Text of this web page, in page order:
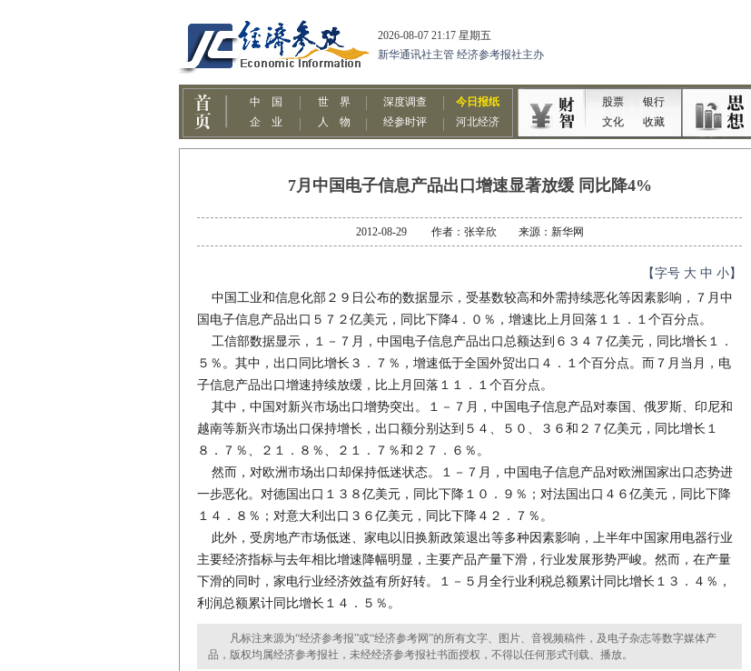
7月中国电子信息产品出口增速显著放缓 同比降4%
2012-08-29 作者：张辛欣 来源：新华网
【字号 大 中 小】
中国工业和信息化部２９日公布的数据显示，受基数较高和外需持续恶化等因素影响，７月中
国电子信息产品出口５７２亿美元，同比下降4．０％，增速比上月回落１１．１个百分点。
工信部数据显示，１－７月，中国电子信息产品出口总额达到６３４７亿美元，同比增长１．
５％。其中，出口同比增长３．７％，增速低于全国外贸出口４．１个百分点。而７月当月，电
子信息产品出口增速持续放缓，比上月回落１１．１个百分点。
其中，中国对新兴市场出口增势突出。１－７月，中国电子信息产品对泰国、俄罗斯、印尼和
越南等新兴市场出口保持增长，出口额分别达到５４、５０、３６和２７亿美元，同比增长１
８．７％、２１．８％、２１．７％和２７．６％。
然而，对欧洲市场出口却保持低迷状态。１－７月，中国电子信息产品对欧洲国家出口态势进
一步恶化。对德国出口１３８亿美元，同比下降１０．９％；对法国出口４６亿美元，同比下降
１４．８％；对意大利出口３６亿美元，同比下降４２．７％。
此外，受房地产市场低迷、家电以旧换新政策退出等多种因素影响，上半年中国家用电器行业
主要经济指标与去年相比增速降幅明显，主要产品产量下滑，行业发展形势严峻。然而，在产量
下滑的同时，家电行业经济效益有所好转。１－５月全行业利税总额累计同比增长１３．４％，
利润总额累计同比增长１４．５％。
凡标注来源为“经济参考报”或“经济参考网”的所有文字、图片、音视频稿件，及电子杂志等数字媒体产
品，版权均属经济参考报社，未经经济参考报社书面授权，不得以任何形式刊载、播放。